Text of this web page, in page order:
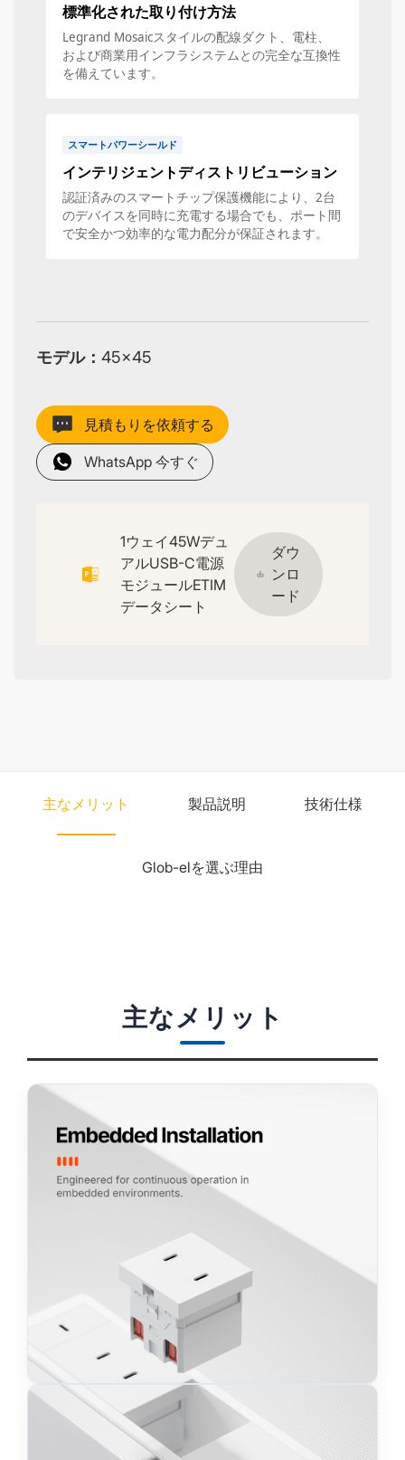
標準化された取り付け方法
Legrand Mosaicスタイルの配線ダクト、電柱、
および商業用インフラシステムとの完全な互換性
を備えています。
スマートパワーシールド
インテリジェントディストリビューション
認証済みのスマートチップ保護機能により、2台
のデバイスを同時に充電する場合でも、ポート間
で安全かつ効率的な電力配分が保証されます。
モデル：45×45
見積もりを依頼する
WhatsApp 今すぐ
1ウェイ45Wデュ
アルUSB-C電源
モジュールETIM
データシート
ダウ
ンロ
ード
主なメリット 製品説明 技術仕様
Glob-elを選ぶ理由
主なメリット